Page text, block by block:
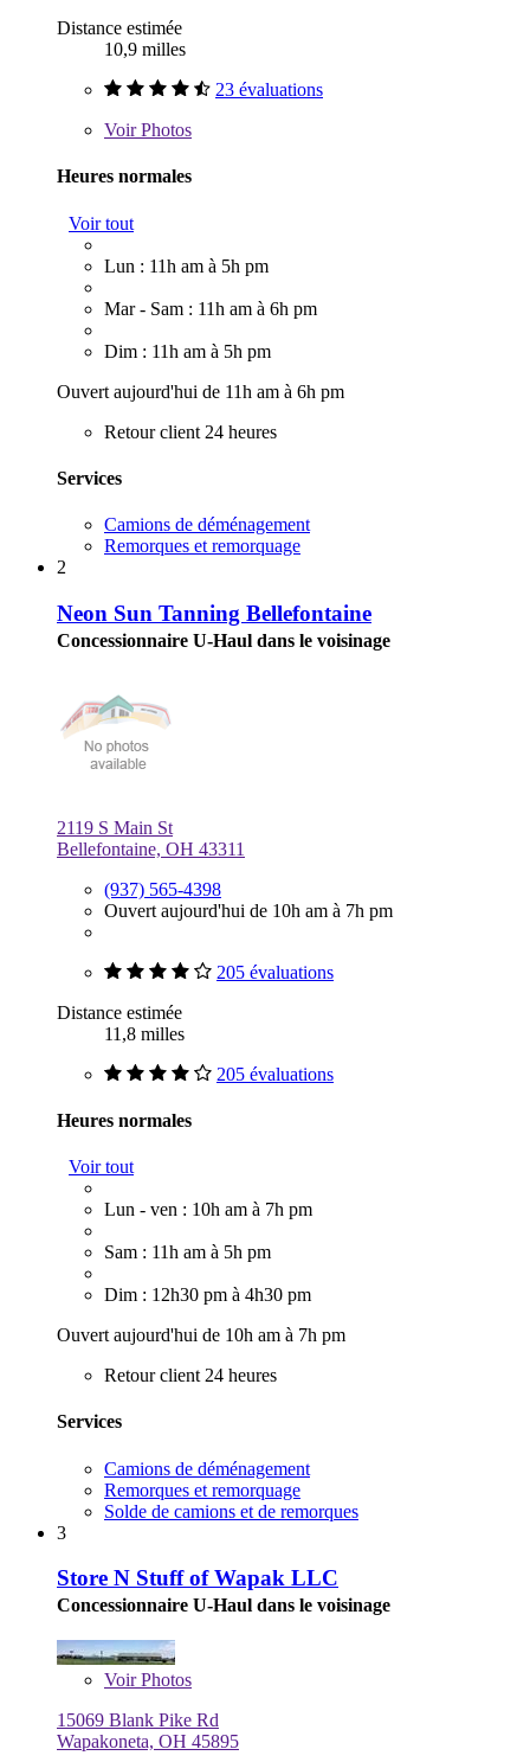
Distance estimée
10,9 milles
23 évaluations
VoirPhotos
Heures normales
Voir tout
Lun : 11h am à 5h pm
Mar - Sam : 11h am à 6h pm
Dim : 11h am à 5h pm
Ouvert aujourd'hui de 11h am à 6h pm
Retour client 24 heures
Services
Camions de déménagement
Remorques et remorquage
2
Neon Sun Tanning Bellefontaine
Concessionnaire U-Haul dans le voisinage
2119 S Main St
Bellefontaine, OH 43311
(937) 565-4398
Ouvert aujourd'hui de 10h am à 7h pm
205 évaluations
Distance estimée
11,8 milles
205 évaluations
Heures normales
Voir tout
Lun - ven : 10h am à 7h pm
Sam : 11h am à 5h pm
Dim : 12h30 pm à 4h30 pm
Ouvert aujourd'hui de 10h am à 7h pm
Retour client 24 heures
Services
Camions de déménagement
Remorques et remorquage
Solde de camions et de remorques
3
Store N Stuff of Wapak LLC
Concessionnaire U-Haul dans le voisinage
VoirPhotos
15069 Blank Pike Rd
Wapakoneta, OH 45895